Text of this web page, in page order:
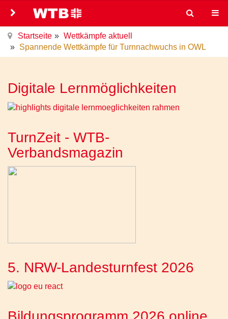
Startseite
Wettkämpfe aktuell
Spannende Wettkämpfe für Turnnachwuchs in OWL
Digitale Lernmöglichkeiten
TurnZeit - WTB-
Verbandsmagazin
5. NRW-Landesturnfest 2026